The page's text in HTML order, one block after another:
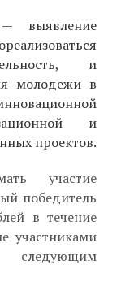
выявление
и
молодежи в
и
проектов.
участие
победитель
в течение
участниками
следующим